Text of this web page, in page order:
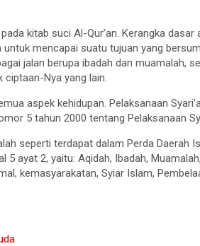
kitab suci Al-Qur’an. Kerangka dasar
untuk mencapai suatu tujuan yang
jalan berupa ibadah dan muamalah,
ciptaan-Nya yang lain.
aspek kehidupan. Pelaksanaan
5 tahun 2000 tentang Pelaksanaan
seperti terdapat dalam Perda Daerah
ayat 2, yaitu: Aqidah, Ibadah,
kemasyarakatan, Syiar Islam,